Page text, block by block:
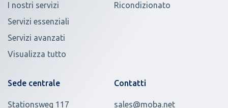
I nostri servizi
Servizi essenziali
Servizi avanzati
Visualizza tutto
Ricondizionato
Sede centrale
Stationsweg 117
Contatti
sales@moba.net